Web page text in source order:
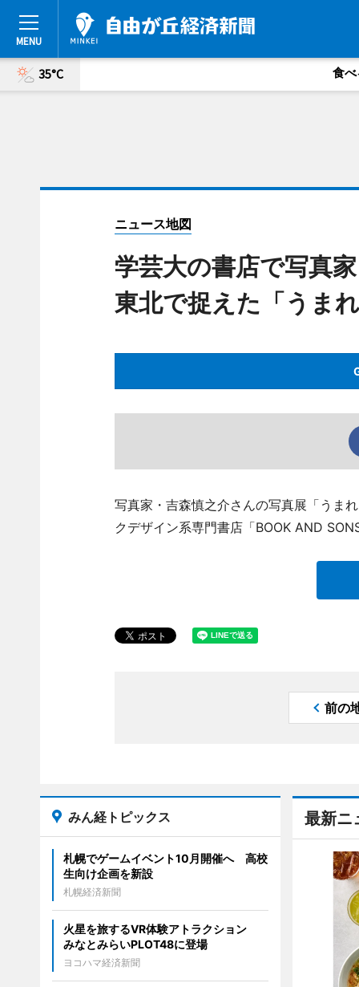
35°C 食べ
ニュース地図
学芸大の書店で写真
東北で捉えた「うま
写真家・吉森慎之介さんの写真展「うま
クデザイン系専門書店「BOOK AND
前の
最新ニ
みん経トピックス
札幌でゲームイベント10月開催へ 高校
生向け企画を新設
札幌経済新聞
火星を旅するVR体験アトラクション
みなとみらいPLOT48に登場
ヨコハマ経済新聞